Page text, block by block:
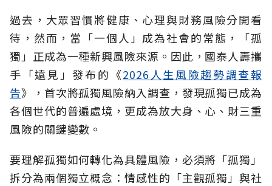
過去，大眾習慣將健康、心理與財務風險分開看
待，然而，當「一個人」成為社會的常態，「孤
獨」正成為一種新興風險來源。因此，國泰人壽攜
手「遠見」發布的《2026人生風險趨勢調查報
告》，首次將孤獨風險納入調查，發現孤獨已成為
各個世代的普遍處境，更成為放大身、心、財三重
風險的關鍵變數。
要理解孤獨如何轉化為具體風險，必須將「孤獨」
拆分為兩個獨立概念：情感性的「主觀孤獨」與社